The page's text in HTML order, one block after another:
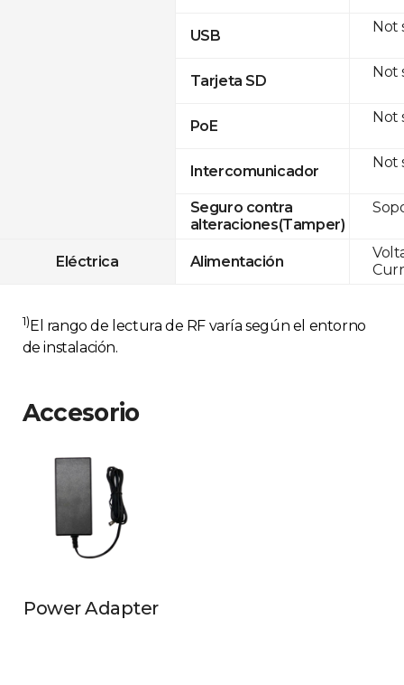
USB
Tarjeta SD
PoE
Intercomunicador
Seguro contra
alteraciones(Tamper)
Eléctrica Alimentación
Not
Not
Not
Not
1) El rango de lectura de RF varía según el entorno
de instalación.
Accesorio
Power Adapter